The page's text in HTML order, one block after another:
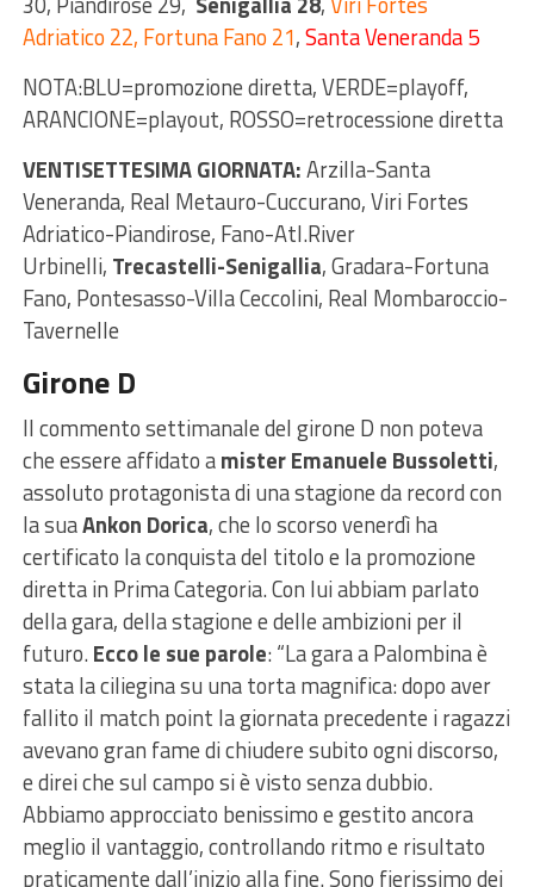
Adriatico 22, Fortuna Fano 21,Santa Veneranda 5
NOTA:BLU=promozione diretta, VERDE=playoff,
ARANCIONE=playout, ROSSO=retrocessione diretta
VENTISETTESIMA GIORNATA:Arzilla-Santa
Veneranda, Real Metauro-Cuccurano, Viri Fortes
Adriatico-Piandirose, Fano-Atl.River
Urbinelli, Trecastelli-Senigallia, Gradara-Fortuna
Fano, Pontesasso-Villa Ceccolini, Real Mombaroccio-
Tavernelle
Girone D
Il commento settimanale del girone D non poteva
che essere affidato amister Emanuele Bussoletti,
assoluto protagonista di una stagione da record con
la suaAnkon Dorica, che lo scorso venerdì ha
certificato la conquista del titolo e la promozione
diretta in Prima Categoria. Con lui abbiam parlato
della gara, della stagione e delle ambizioni per il
futuro.Ecco le sue parole: “La gara a Palombina è
stata la ciliegina su una torta magnifica: dopo aver
fallito il match point la giornata precedente i ragazzi
avevano gran fame di chiudere subito ogni discorso,
e direi che sul campo si è visto senza dubbio.
Abbiamo approcciato benissimo e gestito ancora
meglio il vantaggio, controllando ritmo e risultato
praticamente dall’inizio alla fine. Sono fierissimo dei